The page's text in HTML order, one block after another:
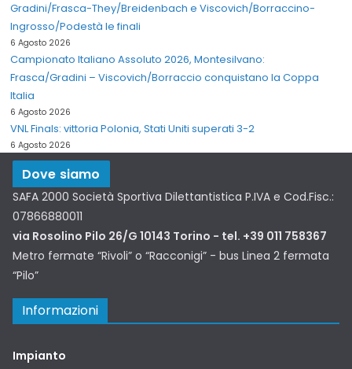
Gradini/Frasca-They/Breidenbach e Viscovich/Borraccino-
Ingrosso/Podestà le finali
6 Agosto 2026
Campionato Italiano Assoluto 2026, Montesilvano:
Frasca/Gradini – Viscovich/Borraccio conquistano la Coppa
Italia
6 Agosto 2026
VNL Finals: vittoria Polonia, Stati Uniti superati 3-2
6 Agosto 2026
Dove siamo
SAFA 2000 Società Sportiva Dilettantistica P.IVA e Cod.Fisc.:
07866880011
via Rosolino Pilo 26/G 10143 Torino - tel. +39 011 758367
Metro fermate “Rivoli” o “Racconigi” - bus Linea 2 fermata
“Pilo”
Informazioni
Impianto